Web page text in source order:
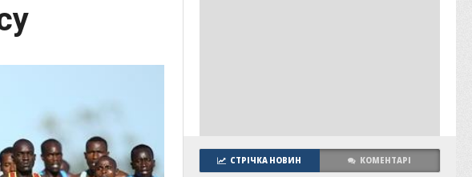
СТРІЧКА НОВИН КОМЕНТАРІ